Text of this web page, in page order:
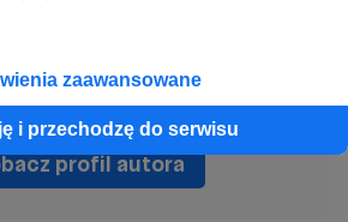
zaawansowane
i przechodzę do serwisu
Diabliczki
profil autora